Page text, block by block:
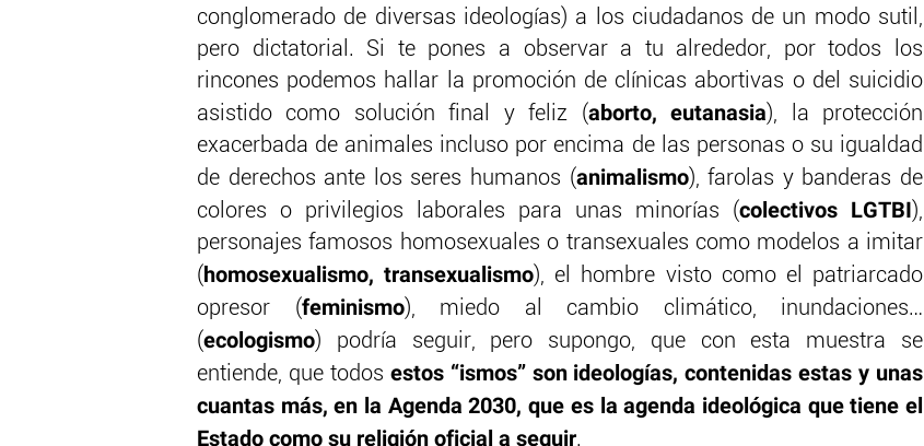
conglomerado de diversas ideologías) a los ciudadanos de un modo sutil,
pero dictatorial. Si te pones a observar a tu alrededor, por todos los
rincones podemos hallar la promoción de clínicas abortivas o del suicidio
asistido como solución final y feliz (aborto, eutanasia), la protección
exacerbada de animales incluso por encima de las personas o su igualdad
de derechos ante los seres humanos (animalismo), farolas y banderas de
colores o privilegios laborales para unas minorías (colectivos LGTBI),
personajes famosos homosexuales o transexuales como modelos a imitar
( homosexualismo, transexualismo), el hombre visto como el patriarcado
opresor (feminismo), miedo al cambio climático, inundaciones…
(ecologismo) podría seguir, pero supongo, que con esta muestra se
entiende, que todos estos “ismos” son ideologías, contenidas estas y unas
cuantas más, en la Agenda 2030, que es la agenda ideológica que tiene el
Estado como su religión oficial a seguir.